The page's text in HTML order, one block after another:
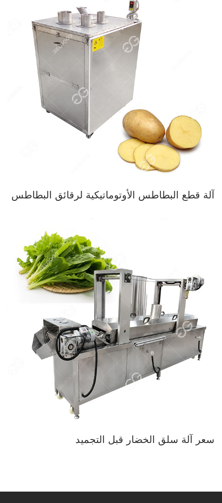
آلة قطع البطاطس الأوتوماتيكية لرقائق البطاطس
سعر آلة سلق الخضار قبل التجميد